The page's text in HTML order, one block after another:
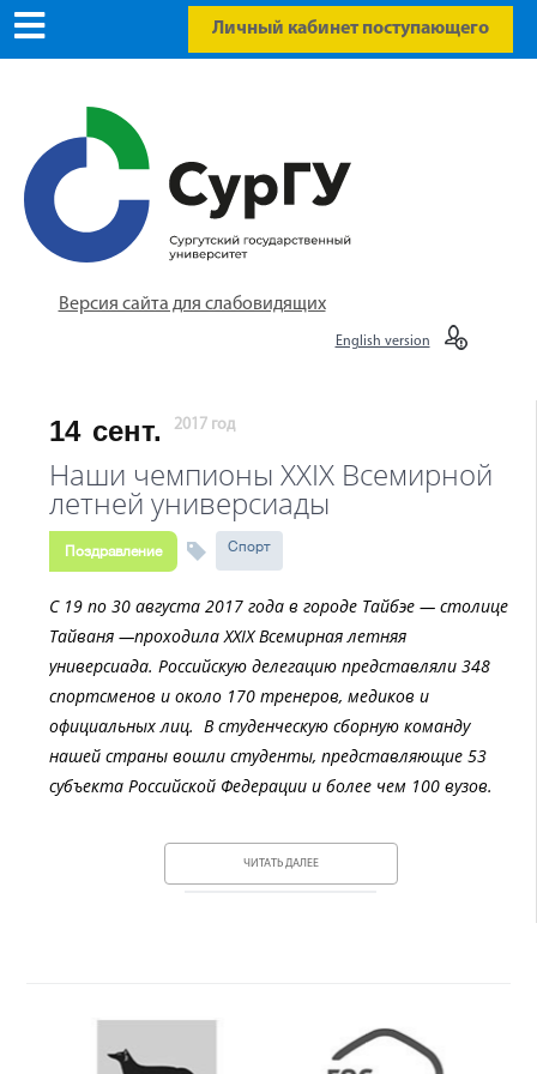
Личный кабинет поступающего
Версия сайта для слабовидящих
English version
14 сент. 2017 год
Наши чемпионы XXIX Всемирной
летней универсиады
Поздравление Спорт
С 19 по 30 августа 2017 года в городе Тайбэе — столице
Тайваня —проходила XXIX Всемирная летняя
универсиада. Российскую делегацию представляли 348
спортсменов и около 170 тренеров, медиков и
официальных лиц. В студенческую сборную команду
нашей страны вошли студенты, представляющие 53
субъекта Российской Федерации и более чем 100 вузов.
ЧИТАТЬ ДАЛЕЕ